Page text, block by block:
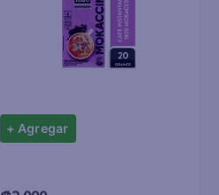
+ Agregar